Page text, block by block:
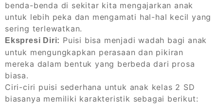
benda-benda di sekitar kita mengajarkan anak
untuk lebih peka dan mengamati hal-hal kecil yang
sering terlewatkan.
Ekspresi Diri: Puisi bisa menjadi wadah bagi anak
untuk mengungkapkan perasaan dan pikiran
mereka dalam bentuk yang berbeda dari prosa
biasa.
Ciri-ciri puisi sederhana untuk anak kelas 2 SD
biasanya memiliki karakteristik sebagai berikut: